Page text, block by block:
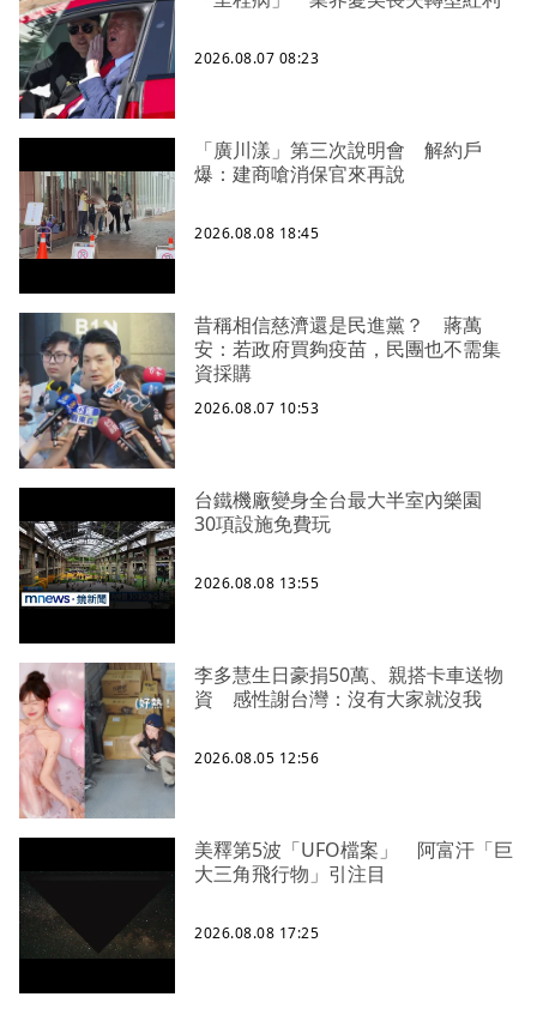
2026.08.07 08:23
「廣川漾」第三次說明會 解約戶
爆：建商嗆消保官來再說
2026.08.08 18:45
昔稱相信慈濟還是民進黨？ 蔣萬
安：若政府買夠疫苗，民團也不需集
資採購
2026.08.07 10:53
台鐵機廠變身全台最大半室內樂園
30項設施免費玩
2026.08.08 13:55
李多慧生日豪捐50萬、親搭卡車送物
資 感性謝台灣：沒有大家就沒我
2026.08.05 12:56
美釋第5波「UFO檔案」 阿富汗「巨
大三角飛行物」引注目
2026.08.08 17:25